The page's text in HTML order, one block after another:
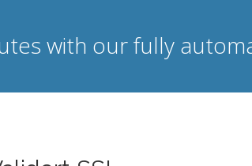
with our fully